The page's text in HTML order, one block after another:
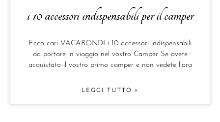
i 10 accessori indispensabili per il camper
Ecco cari VACABONDI i 10 accessori indispensabili
da portare in viaggio nel vostro Camper Se avete
acquistato il vostro primo camper e non vedete l’ora
LEGGI TUTTO »